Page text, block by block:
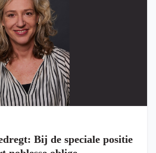
Bij de speciale positie